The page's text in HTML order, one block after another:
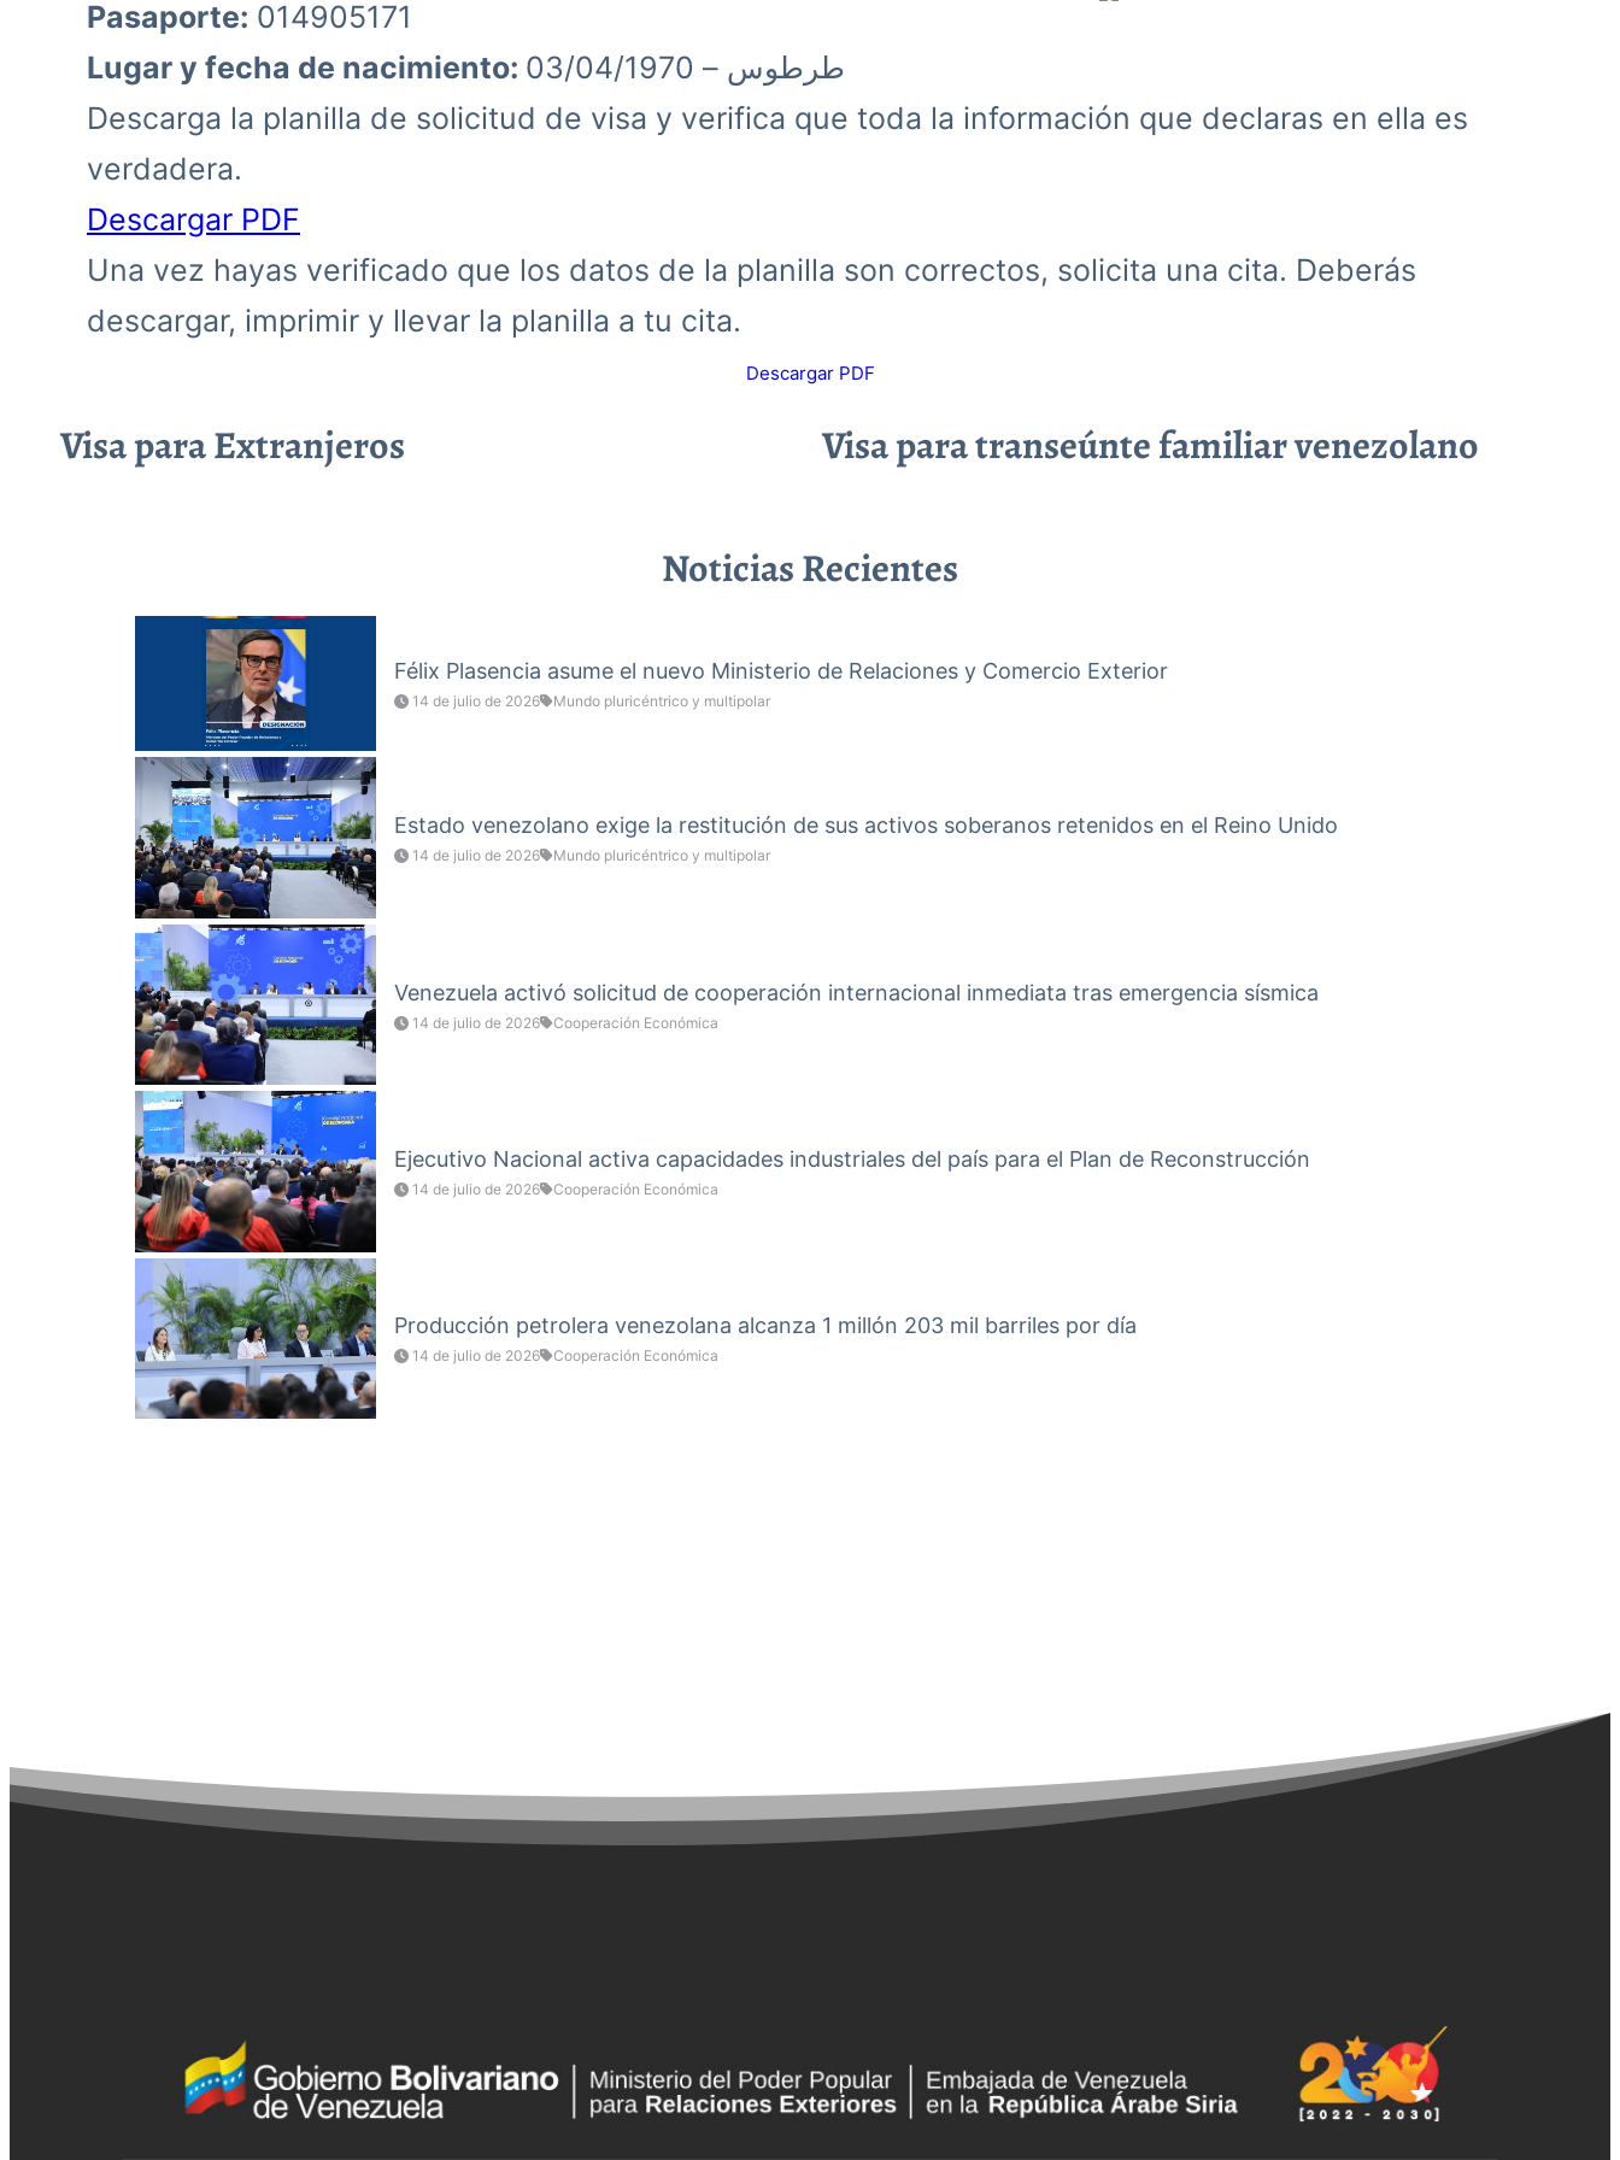
Pasaporte: 014905171
Lugar y fecha de nacimiento:
طرطوس – 03/04/1970
Descarga la planilla de solicitud de visa y verifica que toda la información que declaras en ella es
verdadera.
Descargar PDF
Una vez hayas verificado que los datos de la planilla son correctos, solicita una cita. Deberás
descargar, imprimir y llevar la planilla a tu cita.
Descargar PDF
Visa para Extranjeros Visa para transeúnte familiar venezolano
Noticias Recientes
Félix Plasencia asume el nuevo Ministerio de Relaciones y Comercio Exterior
14 de julio de 2026 Mundo pluricéntrico y multipolar
Estado venezolano exige la restitución de sus activos soberanos retenidos en el Reino Unido
14 de julio de 2026 Mundo pluricéntrico y multipolar
Venezuela activó solicitud de cooperación internacional inmediata tras emergencia sísmica
14 de julio de 2026 Cooperación Económica
Ejecutivo Nacional activa capacidades industriales del país para el Plan de Reconstrucción
14 de julio de 2026 Cooperación Económica
Producción petrolera venezolana alcanza 1 millón 203 mil barriles por día
14 de julio de 2026 Cooperación Económica